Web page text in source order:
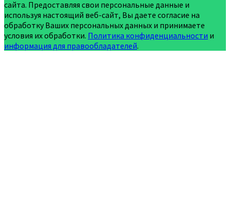
сайта. Предоставляя свои персональные данные и
используя настоящий веб-сайт, Вы даете согласие на
обработку Ваших персональных данных и принимаете
условия их обработки. Политика конфиденциальности и
информация для правообладателей.